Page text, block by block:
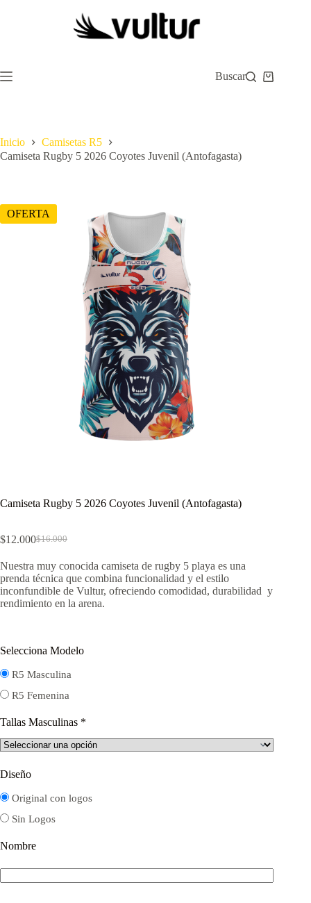
Buscar
Carro
Inicio
Camisetas R5
Camiseta Rugby 5 2026 Coyotes Juvenil (Antofagasta)
OFERTA
Camiseta Rugby 5 2026 Coyotes Juvenil (Antofagasta)
$16.000
El
original
era:
$16.000.
$12.000El
actual
es:
$12.000.
Nuestra muy conocida camiseta de rugby 5 playa es una
prenda técnica que combina funcionalidad y el estilo
inconfundible de Vultur, ofreciendo comodidad, durabilidad y
rendimiento en la arena.
Selecciona Modelo
R5 Masculina
R5 Femenina
Tallas Masculinas *
Diseño
Original con logos
Sin Logos
Nombre